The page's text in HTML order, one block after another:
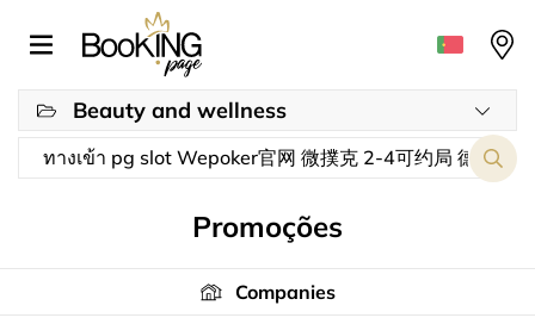
Beauty and wellness
Promoções
Companies